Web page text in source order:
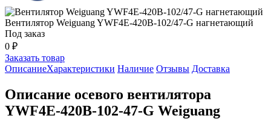
Вентилятор Weiguang YWF4E-420B-102/47-G нагнетающий
Под заказ
0 ₽
Заказать товар
ОписаниеХарактеристики Наличие Отзывы Доставка
Описание осевого вентилятора
YWF4E-420B-102-47-G Weiguang